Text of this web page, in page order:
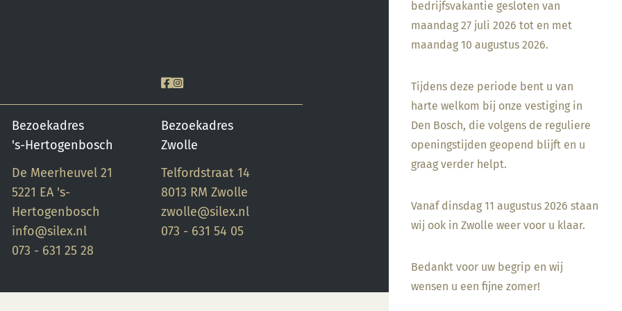
bedrijfsvakantie gesloten van
maandag 27 juli 2026 tot en met
maandag 10 augustus 2026.
Tijdens deze periode bent u van
harte welkom bij onze vestiging in
Den Bosch, die volgens de reguliere
openingstijden geopend blijft en u
graag verder helpt.
Vanaf dinsdag 11 augustus 2026 staan
wij ook in Zwolle weer voor u klaar.
Bedankt voor uw begrip en wij
wensen u een fijne zomer!
Bezoekadres
's-Hertogenbosch
De Meerheuvel 21
5221 EA 's-
Hertogenbosch
info@silex.nl
073 - 631 25 28
Bezoekadres
Zwolle
Telfordstraat 14
8013 RM Zwolle
zwolle@silex.nl
073 - 631 54 05